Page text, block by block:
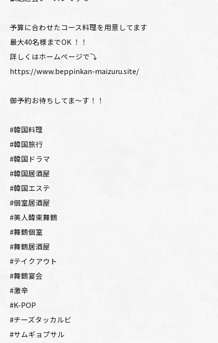
予算に合わせたコース料理を用意してます
最大40名様までOK ！！
詳しくはホームページで⤵️
https://www.beppinkan-maizuru.site/
御予約お待ちしてま～す！！
#韓国料理
#韓国旅行
#韓国ドラマ
#韓国居酒屋
#韓国エステ
#個室居酒屋
#美人韓東舞鶴
#舞鶴個室
#舞鶴居酒屋
#テイクアウト
#舞鶴宴会
#激辛
#K-POP
#チーズタッカルビ
#サムギョプサル